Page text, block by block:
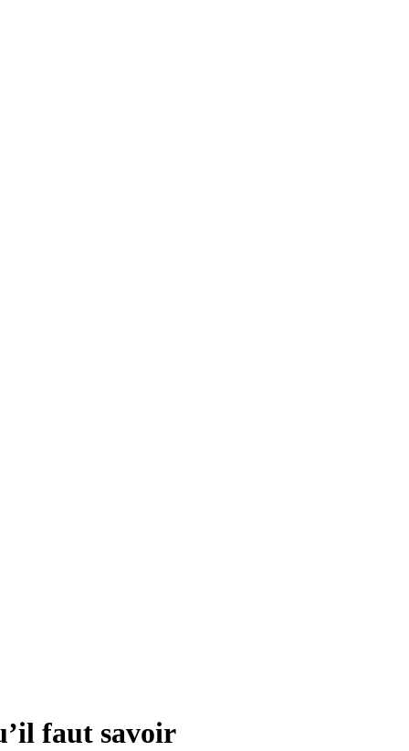
faut savoir